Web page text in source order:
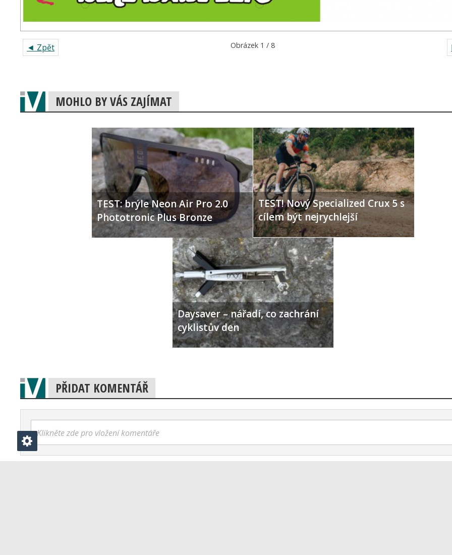
◄ Zpět Obrázek 1 / 8
MOHLO BY VÁS ZAJÍMAT
TEST: brýle Neon Air Pro 2.0
Phototronic Plus Bronze
TEST! Nový Specialized Crux 5 s
cílem být nejrychlejší
Daysaver – nářadí, co zachrání
cyklistův den
PŘIDAT KOMENTÁŘ
Klikněte zde pro vložení komentáře